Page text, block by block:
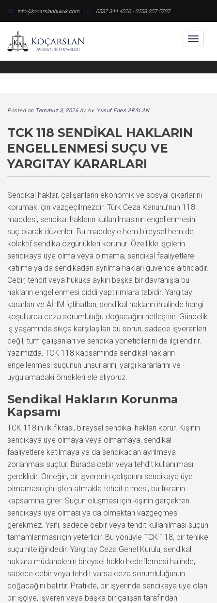
content
info@kocarslanhukuk.com 0537 344 4020 - 0258 257 5707
Posted on Temmuz 3, 2026byAv. Yusuf Enes ARSLAN
TCK 118 SENDIKAL HAKLARIN
ENGELLENMESI SUÇU VE
YARGITAY KARARLARI
Sendikal haklar, çalışanların ekonomik ve sosyal çıkarlarını
korumak için vazgeçilmezdir. Türk Ceza Kanunu’nun 118.
maddesi, sendikal hakların kullanılmasının engellenmesini
suç olarak düzenler. Bu maddeyle hem bireysel hem de
kolektif sendika özgürlükleri korunur. Özellikle işçilerin
sendikaya üye olma veya olmama, sendikal faaliyetlere
katılma ya da sendikadan ayrılma hakları güvence altındadır.
Cebir, tehdit veya hukuka aykırı başka bir davranışla bu
hakların engellenmesi ciddi yaptırımlara tabidir. Yargıtay
kararları ve AİHM içtihatları, sendikal hakların ihlalinde hangi
koşullarda ceza sorumluluğu doğacağını netleştirir. Gündelik
iş yaşamında sıkça karşılaşılan bu sorun, sadece işverenleri
değil, tüm çalışanları ve sendika yöneticilerini de ilgilendirir.
Yazımızda, TCK 118 kapsamında sendikal hakların
engellenmesi suçunun unsurlarını, yargı kararlarını ve
uygulamadaki örnekleri ele alıyoruz.
Sendikal Hakların Korunma
Kapsamı
TCK 118’in ilk fıkrası, bireysel sendikal hakları korur. Kişinin
sendikaya üye olmaya veya olmamaya, sendikal
faaliyetlere katılmaya ya da sendikadan ayrılmaya
zorlanması suçtur. Burada cebir veya tehdit kullanılması
gereklidir. Örneğin, bir işverenin çalışanını sendikaya üye
olmaması için işten atmakla tehdit etmesi, bu fıkranın
kapsamına girer. Suçun oluşması için kişinin gerçekten
sendikaya üye olması ya da olmaktan vazgeçmesi
gerekmez. Yani, sadece cebir veya tehdit kullanılması suçun
tamamlanması için yeterlidir. Bu yönüyle TCK 118, bir tehlike
suçu niteliğindedir. Yargıtay Ceza Genel Kurulu, sendikal
haklara müdahalenin bireysel hakkı hedeflemesi halinde,
sadece cebir veya tehdit varsa ceza sorumluluğunun
doğacağını belirtir. Pratikte, bir işyerinde sendikaya üye olan
bir işçiye, işveren veya başka bir çalışan tarafından